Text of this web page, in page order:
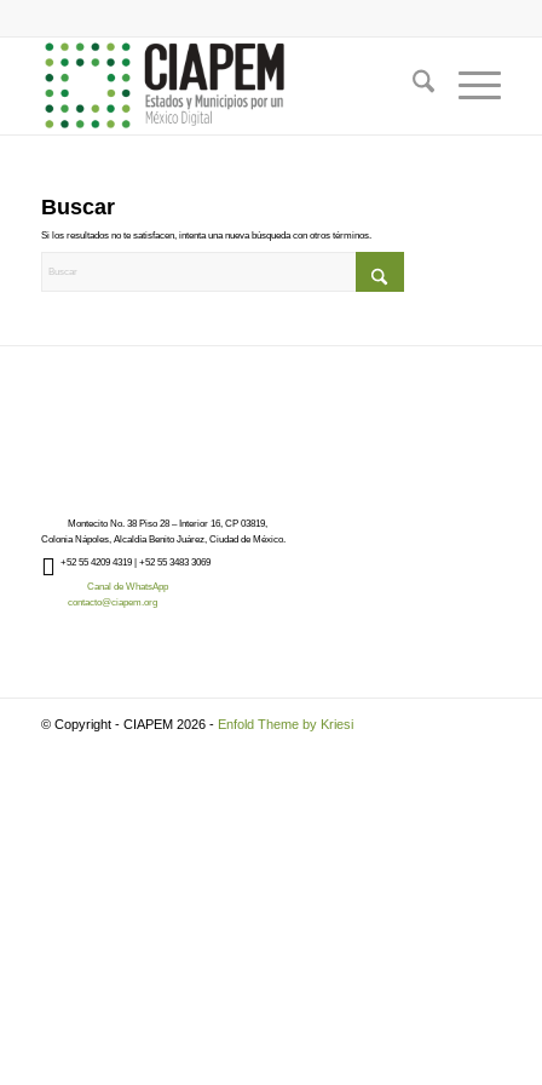
Buscar
Si los resultados no te satisfacen, intenta una nueva búsqueda con otros términos.
Montecito No. 38 Piso 28 – Interior 16, CP 03819,
Colonia Nápoles, Alcaldía Benito Juárez, Ciudad de México.
+52 55 4209 4319 | +52 55 3483 3069
Canal de WhatsApp
contacto@ciapem.org
© Copyright - CIAPEM 2026 - Enfold Theme by Kriesi